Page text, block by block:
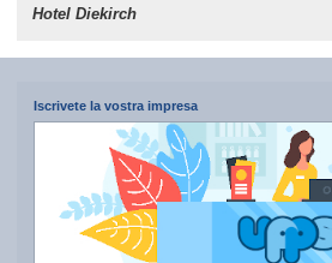
Hotel Diekirch
Iscrivete la vostra impresa